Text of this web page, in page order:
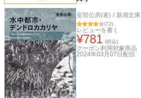
安部公房(著) / 新潮文庫
(72)
レビューを書く
¥781 (税込)
クーポン利用対象商品
2024年03月07日 配信